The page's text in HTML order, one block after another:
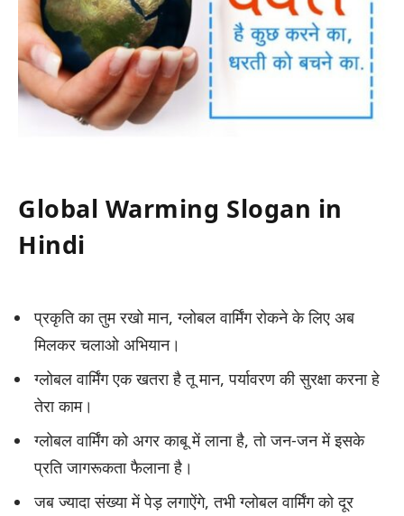
Global Warming Slogan in
Hindi
प्रकृति का तुम रखो मान, ग्लोबल वार्मिंग रोकने के लिए अब
मिलकर चलाओ अभियान।
ग्लोबल वार्मिंग एक खतरा है तू मान, पर्यावरण की सुरक्षा करना हे
तेरा काम।
ग्लोबल वार्मिंग को अगर काबू में लाना है, तो जन-जन में इसके
प्रति जागरूकता फैलाना है।
जब ज्यादा संख्या में पेड़ लगाऐंगे, तभी ग्लोबल वार्मिंग को दूर